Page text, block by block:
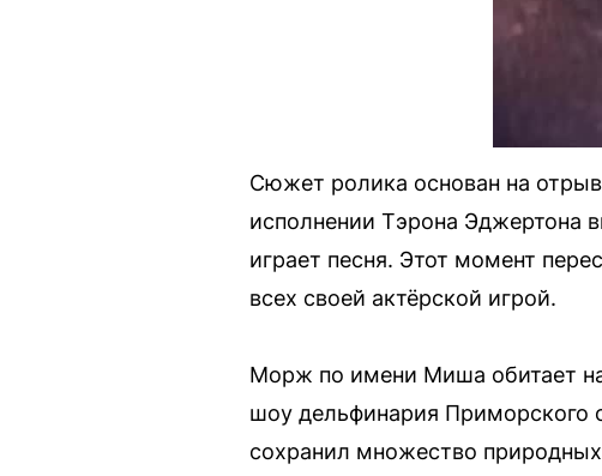
Сюжет ролика основан на
исполнении Тэрона Эджертона
играет песня. Этот момент
всех своей актёрской игрой.
Морж по имени Миша обитает
шоу дельфинария
сохранил множество